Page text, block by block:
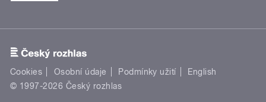
Cookies Osobní údaje Podmínky užití
English
© 1997-2026 Český rozhlas